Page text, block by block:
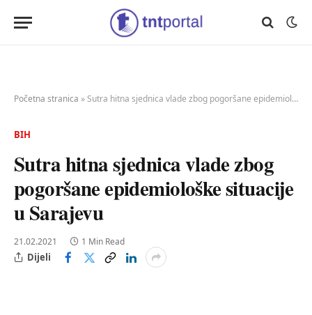
Početna stranica »Sutra hitna sjednica vlade zbog pogoršane epidemiološke situacije u Sarajevu
BIH
Sutra hitna sjednica vlade zbog
pogoršane epidemiološke situacije
u Sarajevu
21.02.2021 1 Min Read
Dijeli